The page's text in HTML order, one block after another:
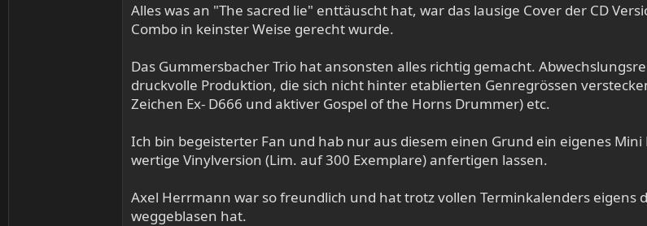
Alles was an "The sacred lie" enttäuscht hat, war das lausige Cover der CD
Combo in keinster Weise gerecht wurde.
Das Gummersbacher Trio hat ansonsten alles richtig gemacht.
druckvolle Produktion, die sich nicht hinter etablierten Genregrössen
Zeichen Ex- D666 und aktiver Gospel of the Horns Drummer) etc.
Ich bin begeisterter Fan und hab nur aus diesem einen Grund ein eigenes
wertige Vinylversion (Lim. auf 300 Exemplare) anfertigen lassen.
Axel Herrmann war so freundlich und hat trotz vollen Terminkalenders
weggeblasen hat.